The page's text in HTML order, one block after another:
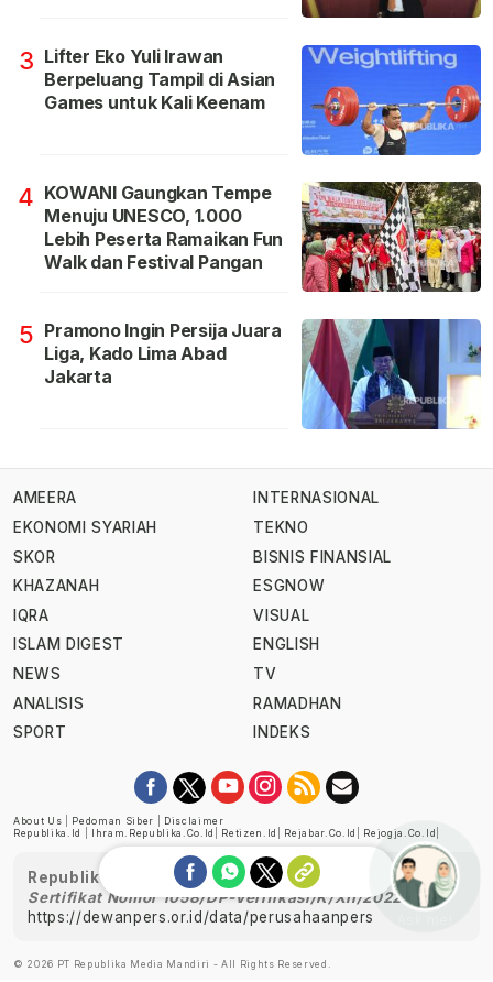
3 Lifter Eko Yuli Irawan
Berpeluang Tampil di Asian
Games untuk Kali Keenam
4 KOWANI Gaungkan Tempe
Menuju UNESCO, 1.000
Lebih Peserta Ramaikan Fun
Walk dan Festival Pangan
5 Pramono Ingin Persija Juara
Liga, Kado Lima Abad
Jakarta
AMEERA
EKONOMI SYARIAH
SKOR
KHAZANAH
IQRA
ISLAM DIGEST
NEWS
ANALISIS
SPORT
INTERNASIONAL
TEKNO
BISNIS FINANSIAL
ESGNOW
VISUAL
ENGLISH
TV
RAMADHAN
INDEKS
About Us Pedoman Siber
Disclaimer
Republika.id
Ihram.republika.co.id Retizen.id Rejabar.co.id Rejogja.co.id
Republika telah diverifikasi oleh Dewan Pers
Sertifikat Nomor 1058/DP-Verifikasi/K/XII/2022
https://dewanpers.or.id/data/perusahaanpers
© 2026 PT Republika Media Mandiri - All Rights Reserved.